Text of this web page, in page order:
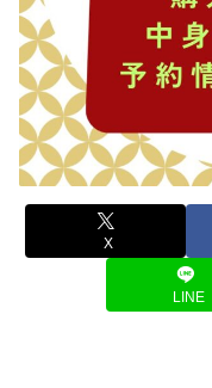
X
LINE